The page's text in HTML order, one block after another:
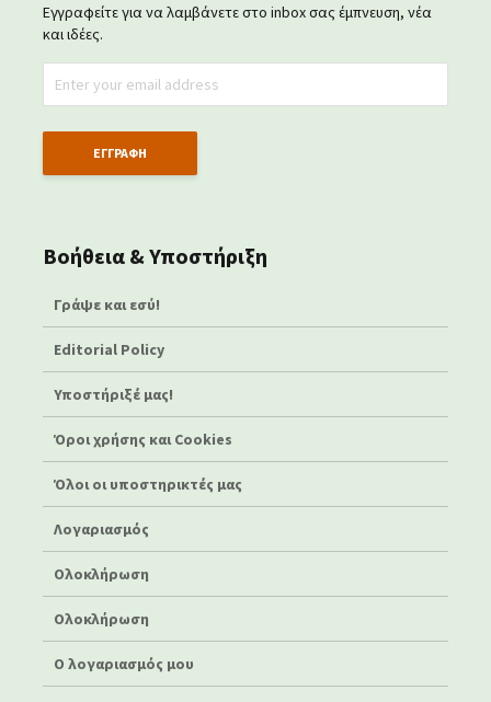
Εγγραφείτε για να λαμβάνετε στο inbox σας έμπνευση, νέα
και ιδέες.
Βοήθεια & Υποστήριξη
Γράψε και εσύ!
Editorial Policy
Υποστήριξέ μας!
Όροι χρήσης και Cookies
Όλοι οι υποστηρικτές μας
Λογαριασμός
Ολοκλήρωση
Ολοκλήρωση
Ο λογαριασμός μου